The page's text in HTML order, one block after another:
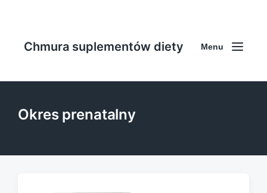
Chmura suplementów diety Menu
Okres prenatalny